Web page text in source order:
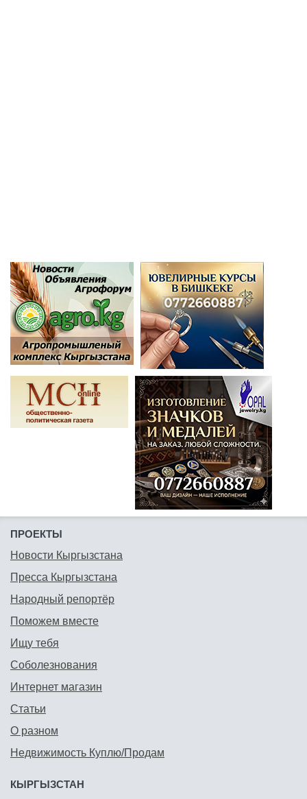
ПРОЕКТЫ
Новости Кыргызстана
Пресса Кыргызстана
Народный репортёр
Поможем вместе
Ищу тебя
Соболезнования
Интернет магазин
Статьи
О разном
Недвижимость Куплю/Продам
КЫРГЫЗСТАН